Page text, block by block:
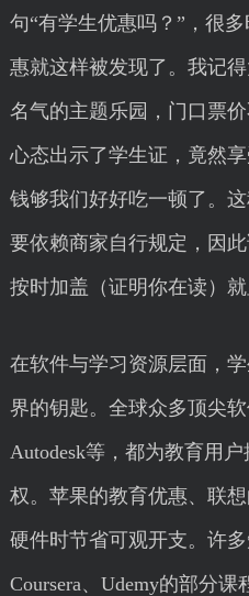
句“有学生优惠吗？”，很
惠就这样被发现了。我记
名气的主题乐园，门口票
心态出示了学生证，竟然
钱够我们好好吃一顿了。
要依赖商家自行规定，因
按时加盖（证明你在读）就
在软件与学习资源层面，
界的钥匙。全球众多顶尖软
Autodesk等，都为教育用
权。苹果的教育优惠、联
硬件时节省可观开支。许
Coursera、Udemy的部分